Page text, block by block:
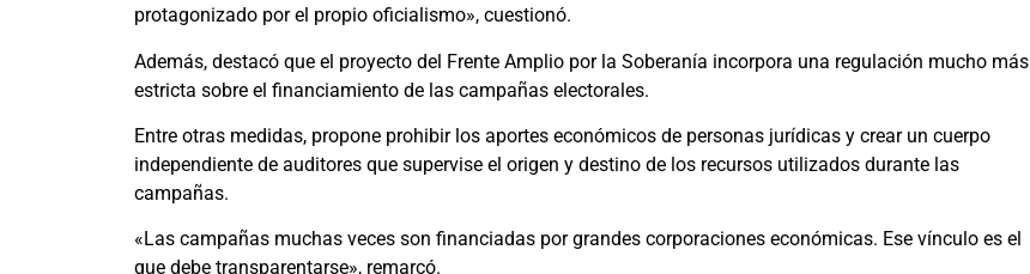
protagonizado por el propio oficialismo», cuestionó.
Además, destacó que el proyecto del Frente Amplio por la Soberanía incorpora una regulación mucho más
estricta sobre el financiamiento de las campañas electorales.
Entre otras medidas, propone prohibir los aportes económicos de personas jurídicas y crear un cuerpo
independiente de auditores que supervise el origen y destino de los recursos utilizados durante las
campañas.
«Las campañas muchas veces son financiadas por grandes corporaciones económicas. Ese vínculo es el
que debe transparentarse», remarcó.